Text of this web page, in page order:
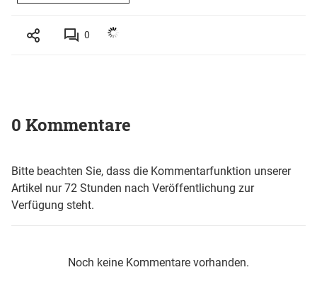
0
0 Kommentare
Bitte beachten Sie, dass die Kommentarfunktion unserer
Artikel nur 72 Stunden nach Veröffentlichung zur
Verfügung steht.
Noch keine Kommentare vorhanden.